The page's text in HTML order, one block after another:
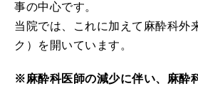
事の中心です。
当院では、これに加えて麻酔科外
ク）を開いています。
※麻酔科医師の減少に伴い、麻酔